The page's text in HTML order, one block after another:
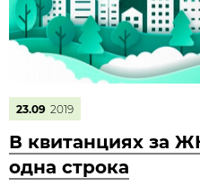
23.09 2019
В квитанциях за
одна строка